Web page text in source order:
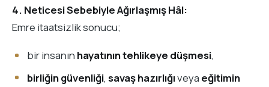
4. Neticesi Sebebiyle Ağırlaşmış Hâl:
Emre itaatsizlik sonucu;
bir insanın hayatının tehlikeye düşmesi,
birliğin güvenliği, savaş hazırlığıveya eğitimin